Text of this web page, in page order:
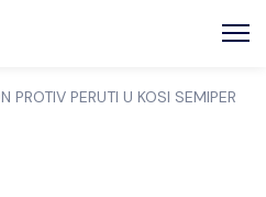
PROTIV PERUTI U KOSI SEMIPER